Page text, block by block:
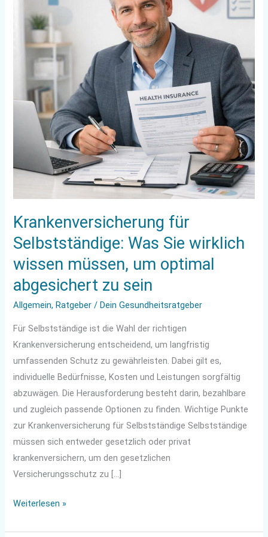
Krankenversicherung für
Selbstständige: Was Sie wirklich
wissen müssen, um optimal
abgesichert zu sein
Allgemein, Ratgeber / Dein Gesundheitsratgeber
Für Selbstständige ist die Wahl der richtigen
Krankenversicherung entscheidend, um langfristig
umfassenden Schutz zu gewährleisten. Dabei gilt es,
individuelle Bedürfnisse, Kosten und Leistungen sorgfältig
abzuwägen. Die Herausforderung besteht darin, bezahlbare
und zugleich passende Optionen zu finden. Wichtige Punkte
zur Krankenversicherung für Selbstständige Selbstständige
müssen sich entweder gesetzlich oder privat
krankenversichern, um den gesetzlichen
Versicherungsschutz zu […]
wirklich
wissen
müssen,
optimal
abgesichert
Weiterlesen »